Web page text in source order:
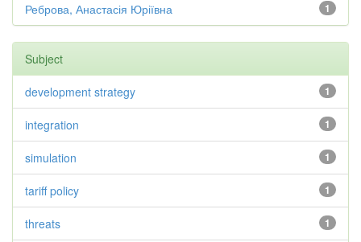
1
Реброва, Анастасія Юріївна
Subject
1
development strategy
1
integration
1
simulation
1
tariff policy
1
threats